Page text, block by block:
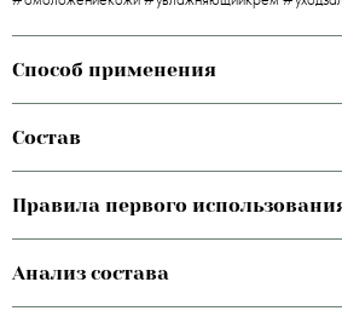
Способ применения
Состав
Правила первого
Анализ состава